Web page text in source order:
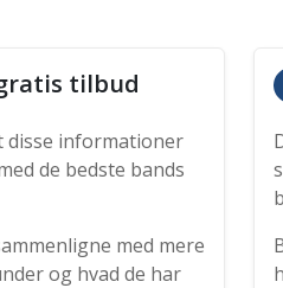
tilbud
disse informationer
de bedste bands
med mere
og hvad de har